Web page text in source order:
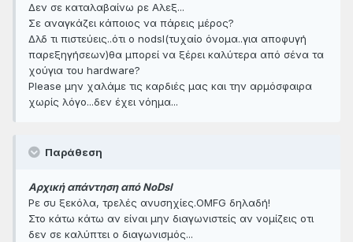
Δεν σε καταλαβαίνω ρε Αλεξ...
Σε αναγκάζει κάποιος να πάρεις μέρος?
Δλδ τι πιστεύεις..ότι ο nodsl(τυχαίο όνομα..για αποφυγή
παρεξηγήσεων)θα μπορεί να ξέρει καλύτερα από σένα τα
χούγια του hardware?
Please μην χαλάμε τις καρδιές μας και την αρμόσφαιρα
χωρίς λόγο...δεν έχει νόημα...
Παράθεση
Αρχική απάντηση από NoDsl
Ρε συ ξεκόλα, τρελές ανυσηχίες.OMFG δηλαδή!
Στο κάτω κάτω αν είναι μην διαγωνιστείς αν νομίζεις οτι
δεν σε καλύπτει ο διαγωνισμός...